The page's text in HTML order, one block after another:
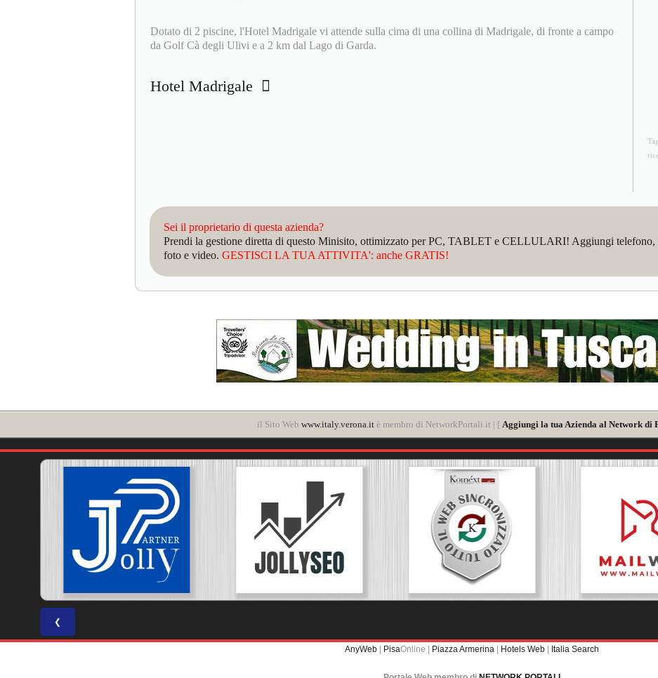
Dotato di 2 piscine, l'Hotel Madrigale vi attende sulla cima di una collina di Madrigale, di fronte a campo
da Golf Cà degli Ulivi e a 2 km dal Lago di Garda.
Hotel Madrigale
Sei il proprietario di questa azienda?
Prendi la gestione diretta di questo Minisito, ottimizzato per PC, TABLET e CELLULARI! Aggiungi telefono,
foto e video. GESTISCI LA TUA ATTIVITA': anche GRATIS!
il Sito Web www.italy.verona.itè membro di NetworkPortali.it | [ Aggiungi la tua Azienda al Network di
❮
AnyWeb | PisaOnline | Piazza Armerina | Hotels Web | Italia Search